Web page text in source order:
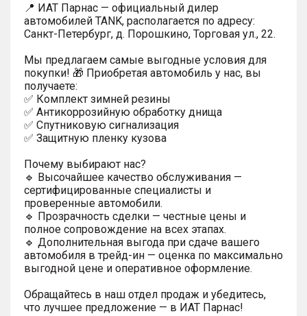
📍 ИАТ Парнас — официальный дилер
автомобилей TANK, располагается по адресу:
Санкт-Петербург, д. Порошкино, Торговая ул., 22.
Мы предлагаем самые выгодные условия для
покупки! 🎁 Приобретая автомобиль у нас, вы
получаете:
✅ Комплект зимней резины
✅ Антикоррозийную обработку днища
✅ Спутниковую сигнализация
✅ Защитную пленку кузова
Почему выбирают нас?
🔹 Высочайшее качество обслуживания —
сертифицированные специалисты и
проверенные автомобили.
🔹 Прозрачность сделки — честные цены и
полное сопровождение на всех этапах.
🔹 Дополнительная выгода при сдаче вашего
автомобиля в трейд-ин — оценка по максимально
выгодной цене и оперативное оформление.
Обращайтесь в наш отдел продаж и убедитесь,
что лучшее предложение — в ИАТ Парнас!